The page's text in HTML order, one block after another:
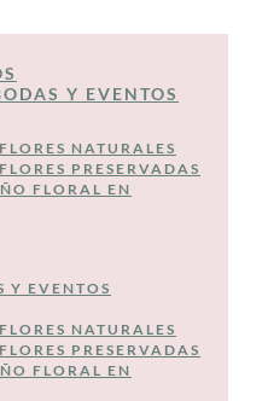
Y EVENTOS
NATURALES
PRESERVADAS
FLORAL EN
Y EVENTOS
NATURALES
PRESERVADAS
FLORAL EN